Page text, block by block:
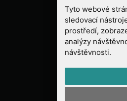
Tyto webové
sledovací
prostředí,
analýzy
návštěvnosti.